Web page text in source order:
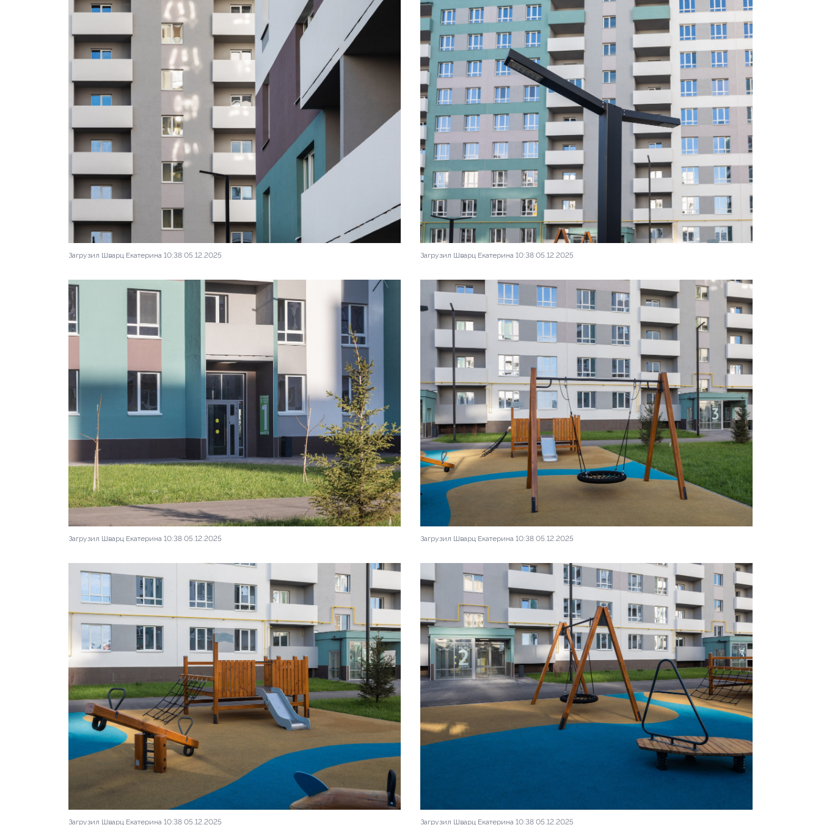
Загрузил Шварц Екатерина 10:38 05.12.2025 Загрузил Шварц Екатерина 10:38 05.12.2025
Загрузил Шварц Екатерина 10:38 05.12.2025 Загрузил Шварц Екатерина 10:38 05.12.2025
Загрузил Шварц Екатерина 10:38 05.12.2025 Загрузил Шварц Екатерина 10:38 05.12.2025
Декабрь 2025
Ход строительства квартала у озера
Декабрь 2025 фото 2 из 16
Ход строительства квартала у